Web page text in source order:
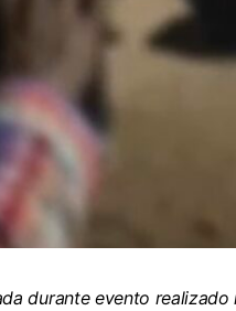
durante evento